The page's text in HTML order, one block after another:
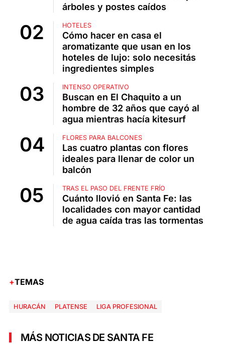
árboles y postes caídos
HOTELES
Cómo hacer en casa el
aromatizante que usan en los
hoteles de lujo: solo necesitás
ingredientes simples
INTENSO OPERATIVO
Buscan en El Chaquito a un
hombre de 32 años que cayó al
agua mientras hacía kitesurf
FLORES PARA BALCONES
Las cuatro plantas con flores
ideales para llenar de color un
balcón
TRAS EL PASO DEL FRENTE FRÍO
Cuánto llovió en Santa Fe: las
localidades con mayor cantidad
de agua caída tras las tormentas
TEMAS
HURACÁN PLATENSE LIGA PROFESIONAL
MÁS NOTICIAS DE SANTA FE